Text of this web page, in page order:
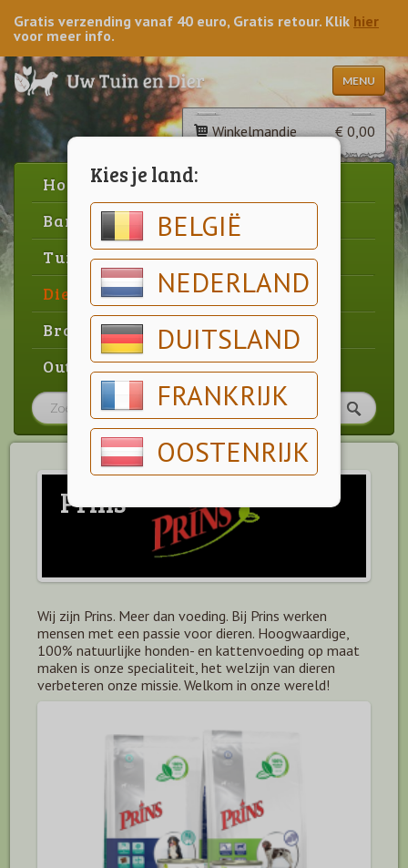
Kies je land:
BELGIË
NEDERLAND
DUITSLAND
FRANKRIJK
OOSTENRIJK
Gratis verzending vanaf 40 euro, Gratis retour. Klik hier
voor meer info.
MENU
Winkelmandje € 0,00
Home
Barbecue
Tuin
Dier
Brood & gebak
Outlet
Prins
Wij zijn Prins. Meer dan voeding. Bij Prins werken
mensen met een passie voor dieren. Hoogwaardige,
100% natuurlijke honden- en kattenvoeding op maat
maken is onze specialiteit, het welzijn van dieren
verbeteren onze missie. Welkom in onze wereld!